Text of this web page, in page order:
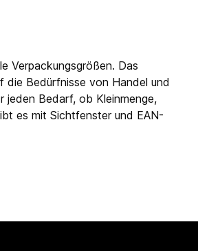
Verpackungsgrößen. Das
die Bedürfnisse von Handel und
jeden Bedarf, ob Kleinmenge,
es mit Sichtfenster und EAN-